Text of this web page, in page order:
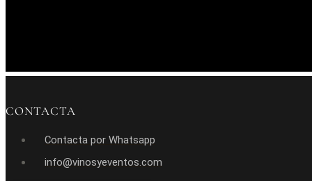
CONTACTA
Contacta por Whatsapp
info@vinosyeventos.com